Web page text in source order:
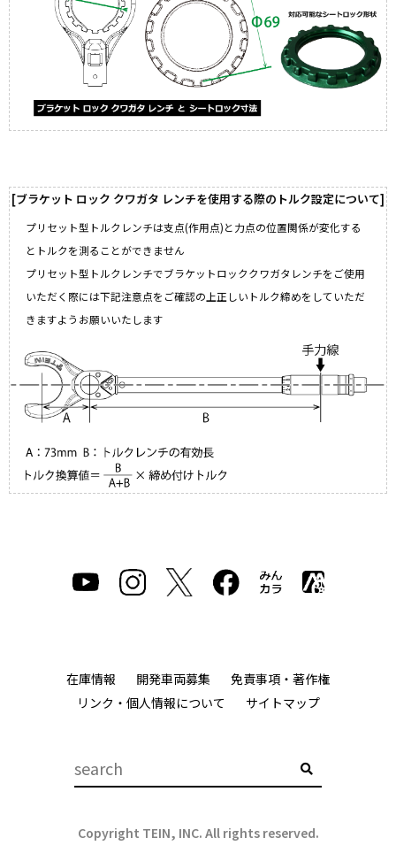
ブラケット ロック クワガタ レンチを使用する際のトルク設定について
プリセット型トルクレンチは支点(作用点)と力点の位置関係が変化する
とトルクを測ることができません
プリセット型トルクレンチでブラケットロッククワガタレンチをご使用
いただく際には下記注意点をご確認の上正しいトルク締めをしていただ
きますようお願いいたします
在庫情報 開発車両募集
免責事項・著作権
リンク・個人情報について
サイトマップ
Copyright TEIN, INC. All rights reserved.